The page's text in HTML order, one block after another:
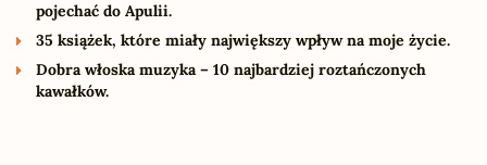
pojechać do Apulii.
35 książek, które miały największy wpływ na moje życie.
Dobra włoska muzyka – 10 najbardziej roztańczonych
kawałków.